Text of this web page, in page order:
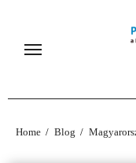
content
Home Blog